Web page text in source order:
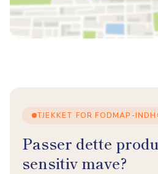
TJEKKET FOR FODMAP-
Passer dette
sensitiv mave?